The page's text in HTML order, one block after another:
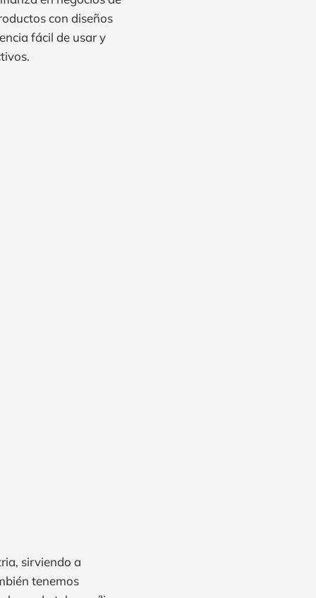
con diseños
fácil de usar y
sirviendo a
tenemos